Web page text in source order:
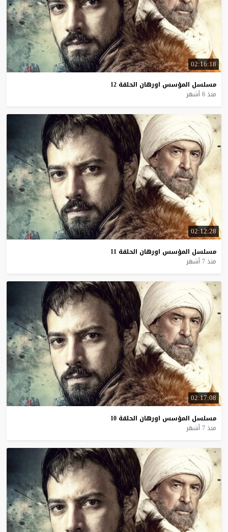
02:16:18
مسلسل المؤسس اورهان الحلقة 12
منذ 6 أشهر
02:12:28
مسلسل المؤسس اورهان الحلقة 11
منذ 7 أشهر
02:17:08
مسلسل المؤسس اورهان الحلقة 10
منذ 7 أشهر